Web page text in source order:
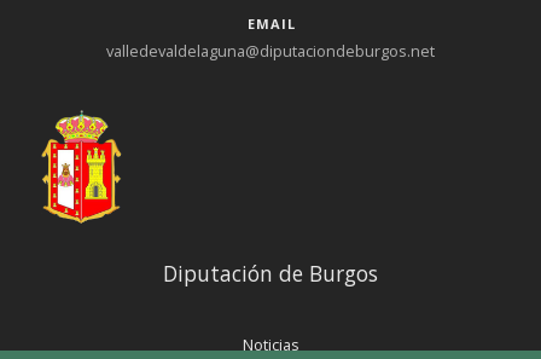
EMAIL
valledevaldelaguna@diputaciondeburgos.net
Diputación de Burgos
Noticias